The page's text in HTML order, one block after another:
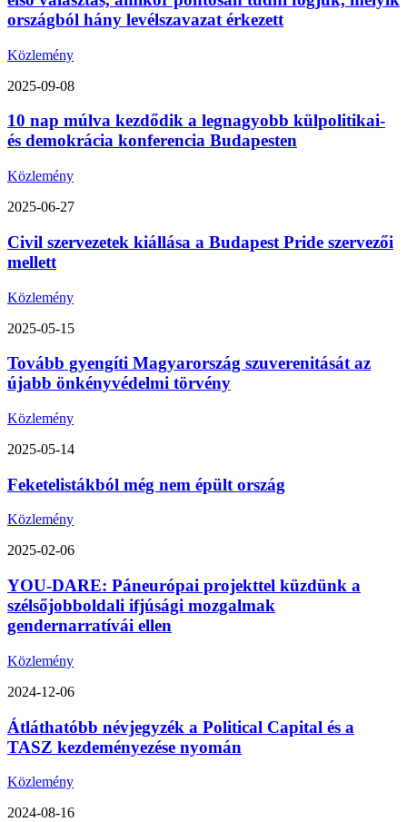
országból hány levélszavazat érkezett
Közlemény
2025-09-08
10 nap múlva kezdődik a legnagyobb külpolitikai-
és demokrácia konferencia Budapesten
Közlemény
2025-06-27
Civil szervezetek kiállása a Budapest Pride szervezői
mellett
Közlemény
2025-05-15
Tovább gyengíti Magyarország szuverenitását az
újabb önkényvédelmi törvény
Közlemény
2025-05-14
Feketelistákból még nem épült ország
Közlemény
2025-02-06
YOU-DARE: Páneurópai projekttel küzdünk a
szélsőjobboldali ifjúsági mozgalmak
gendernarratívái ellen
Közlemény
2024-12-06
Átláthatóbb névjegyzék a Political Capital és a
TASZ kezdeményezése nyomán
Közlemény
2024-08-16